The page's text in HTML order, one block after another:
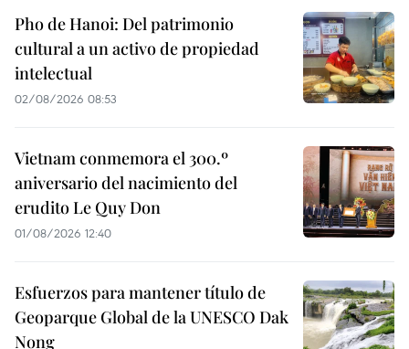
Pho de Hanoi: Del patrimonio
cultural a un activo de propiedad
intelectual
02/08/2026 08:53
Vietnam conmemora el 300.º
aniversario del nacimiento del
erudito Le Quy Don
01/08/2026 12:40
Esfuerzos para mantener título de
Geoparque Global de la UNESCO Dak
Nong